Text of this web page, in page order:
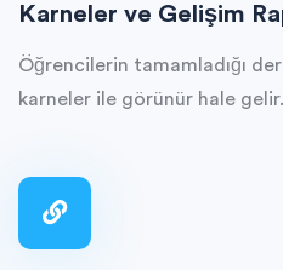
Karneler ve Gelişim
Öğrencilerin tamamladığı
karneler ile görünür hale gelir.